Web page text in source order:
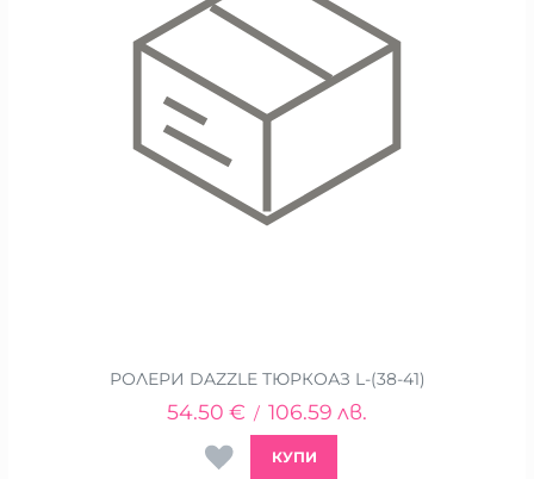
РОЛЕРИ DAZZLE ТЮРКОАЗ L-(38-41)
54.50 € / 106.59 лв.
КУПИ